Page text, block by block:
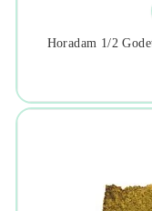
Horadam 1/2